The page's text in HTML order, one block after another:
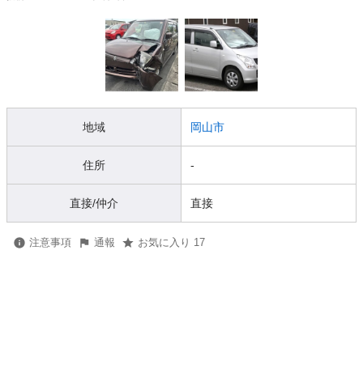
地域 岡山市
住所 -
直接/仲介 直接
注意事項 通報 お気に入り 17